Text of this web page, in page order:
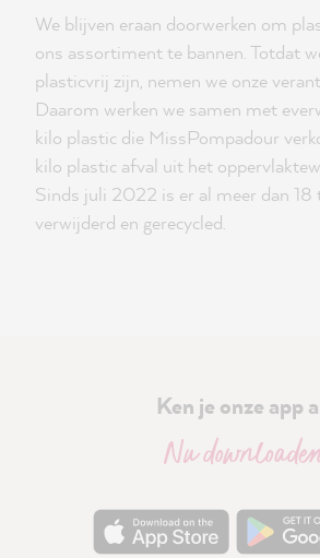
We blijven eraan doorwerken om
ons assortiment te bannen. Totdat
plasticvrij zijn, nemen we onze
Daarom werken we samen met
kilo plastic die MissPompadour
kilo plastic afval uit het
Sinds juli 2022 is er al meer dan 18
verwijderd en gerecycled.
Ken je onze app
Nu